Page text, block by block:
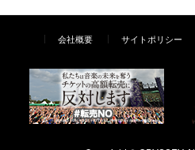
会社概要 サイトポリシー